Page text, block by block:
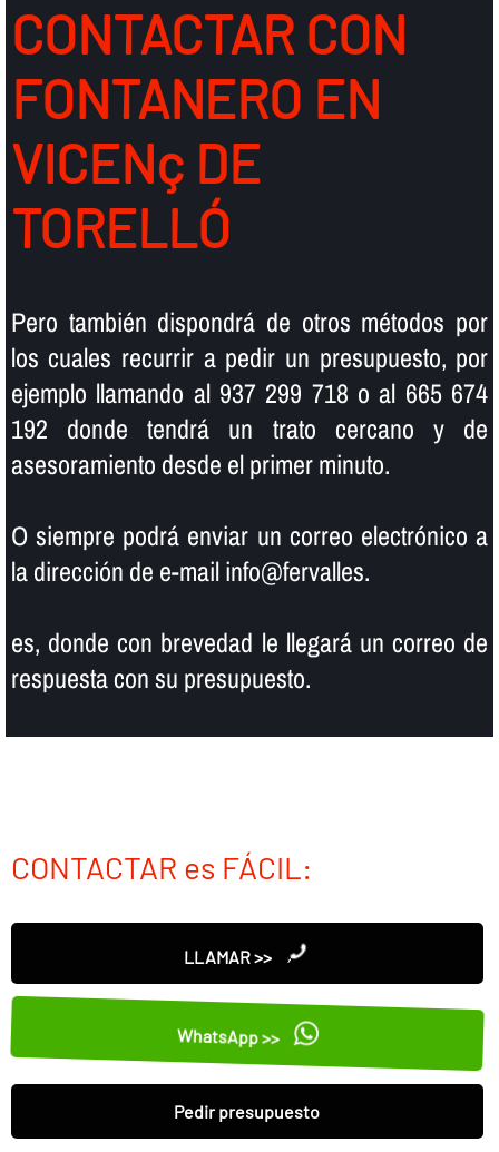
CONTACTAR CON
FONTANERO EN
VICENç DE
TORELLÓ
Pero también dispondrá de otros métodos por
los cuales recurrir a pedir un presupuesto, por
ejemplo llamando al 937 299 718 o al 665 674
192 donde tendrá un trato cercano y de
asesoramiento desde el primer minuto.
O siempre podrá enviar un correo electrónico a
la dirección de e-mail info@fervalles.
es, donde con brevedad le llegará un correo de
respuesta con su presupuesto.
CONTACTAR es FÁCIL:
LLAMAR >>
WhatsApp >>
Pedir presupuesto